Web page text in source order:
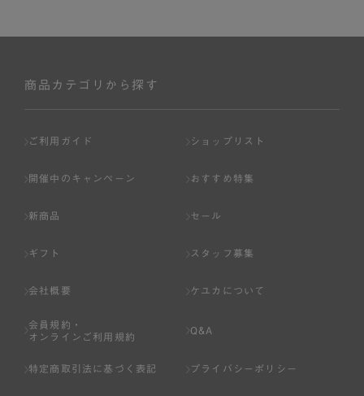
商品カテゴリから探す
ご利用ガイド ショップリスト
開催中のキャンペーン おすすめ特集
新商品 セール
ギフト スタッフ募集
会社概要 ケユカについて
会員規約・
オンラインご利用規約
Q&A
特定商取引法に基づく表記 プライバシーポリシー